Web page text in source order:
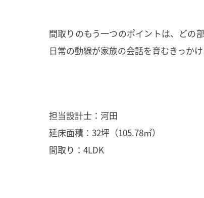
間取りのもう一つのポイントは、どの
日常の動線が家族の会話を育むきっか
担当設計士：河田
延床面積：32坪（105.78㎡）
間取り：4LDK